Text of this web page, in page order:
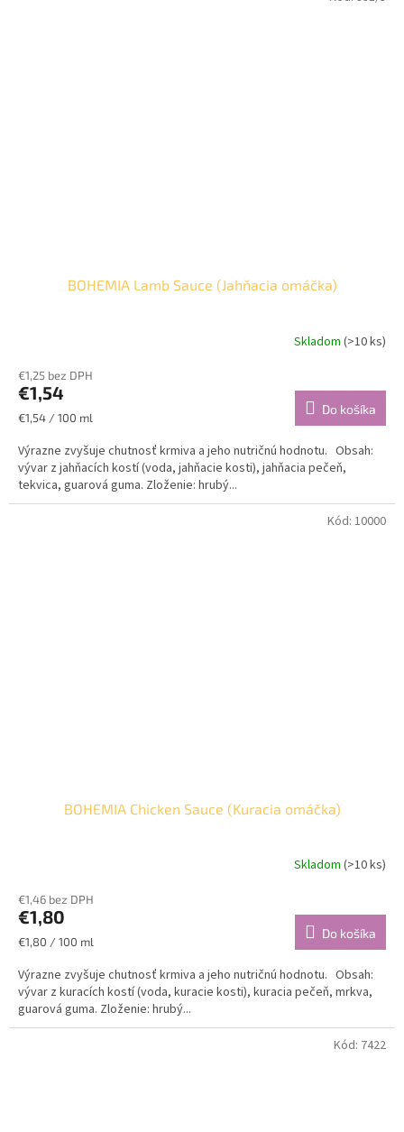
BOHEMIA Lamb Sauce (Jahňacia omáčka)
Skladom (>10 ks)
€1,25 bez DPH
€1,54
Jednotková
€1,54 / 100 ml
Do košíka
Výrazne zvyšuje chutnosť krmiva a jeho nutričnú hodnotu. Obsah:
vývar z jahňacích kostí (voda, jahňacie kosti), jahňacia pečeň,
tekvica, guarová guma. Zloženie: hrubý...
BOHEMIA Chicken Sauce (Kuracia omáčka)
Skladom (>10 ks)
€1,46 bez DPH
€1,80
Jednotková
€1,80 / 100 ml
Do košíka
Výrazne zvyšuje chutnosť krmiva a jeho nutričnú hodnotu. Obsah:
vývar z kuracích kostí (voda, kuracie kosti), kuracia pečeň, mrkva,
guarová guma. Zloženie: hrubý...
Kód: 10000
Kód: 7422